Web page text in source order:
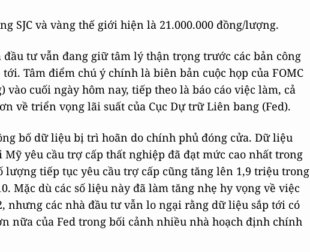
SJC và vàng thế giới hiện là 21.000.000 đồng/lượng.
đầu tư vẫn đang giữ tâm lý thận trọng trước các bản công
Tâm điểm chú ý chính là biên bản cuộc họp của FOMC
cuối ngày hôm nay, tiếp theo là báo cáo việc làm, cả
về triển vọng lãi suất của Cục Dự trữ Liên bang (Fed).
bố dữ liệu bị trì hoãn do chính phủ đóng cửa. Dữ liệu
yêu cầu trợ cấp thất nghiệp đã đạt mức cao nhất trong
lượng tiếp tục yêu cầu trợ cấp cũng tăng lên 1,9 triệu trong
Mặc dù các số liệu này đã làm tăng nhẹ hy vọng về việc
nhưng các nhà đầu tư vẫn lo ngại rằng dữ liệu sắp tới có
nữa của Fed trong bối cảnh nhiều nhà hoạch định chính